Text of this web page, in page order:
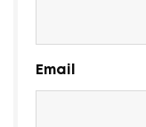
Email